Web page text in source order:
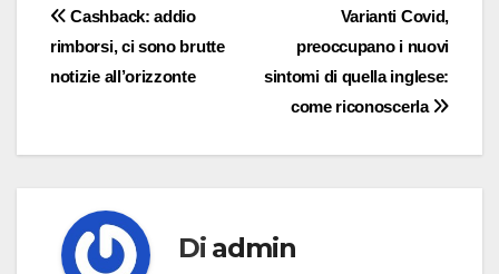
Navigazione
articoli
Varianti Covid,
preoccupano i nuovi
sintomi di quella inglese:
come riconoscerla
Cashback: addio
rimborsi, ci sono brutte
notizie all’orizzonte
Di admin